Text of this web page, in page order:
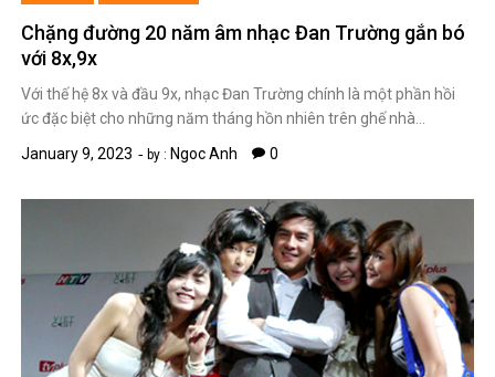
Chặng đường 20 năm âm nhạc Đan Trường gắn bó
với 8x,9x
Với thế hệ 8x và đầu 9x, nhạc Đan Trường chính là một phần hồi
ức đặc biệt cho những năm tháng hồn nhiên trên ghế nhà…
January 9, 2023
by : Ngoc Anh 0